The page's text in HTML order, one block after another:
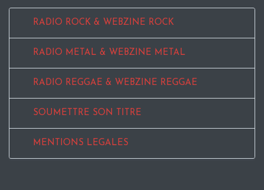
RADIO ROCK & WEBZINE ROCK
RADIO METAL & WEBZINE METAL
RADIO REGGAE & WEBZINE REGGAE
SOUMETTRE SON TITRE
MENTIONS LEGALES